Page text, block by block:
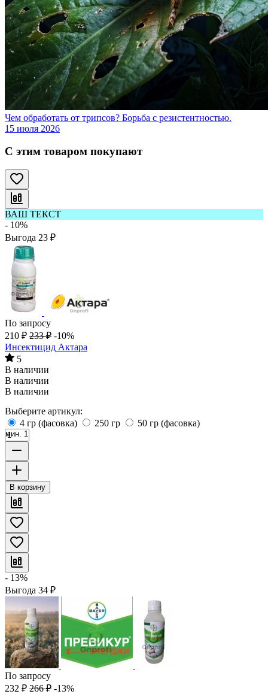
Чем обработать от трипсов? Борьба с резистентностью.
15 июля 2026
С этим товаром покупают
ВАШ ТЕКСТ
- 10%
Выгода 23 ₽
По запросу
210 ₽ 233 ₽ -10%
Инсектицид Актара
5
В наличии
В наличии
В наличии
Выберите артикул:
4 гр (фасовка)
250 гр 50 гр (фасовка)
мин. 1
В корзину
- 13%
Выгода 34 ₽
По запросу
232 ₽ 266 ₽ -13%